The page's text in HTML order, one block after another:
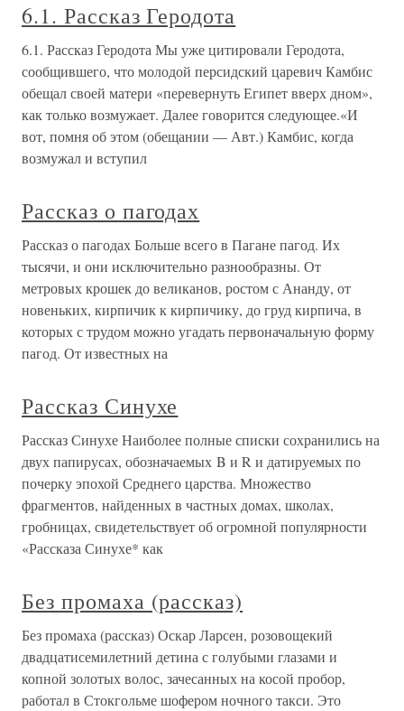
6.1. Рассказ Геродота
6.1. Рассказ Геродота Мы уже цитировали Геродота,
сообщившего, что молодой персидский царевич Камбис
обещал своей матери «перевернуть Египет вверх дном»,
как только возмужает. Далее говорится следующее.«И
вот, помня об этом (обещании — Авт.) Камбис, когда
возмужал и вступил
Рассказ о пагодах
Рассказ о пагодах Больше всего в Пагане пагод. Их
тысячи, и они исключительно разнообразны. От
метровых крошек до великанов, ростом с Ананду, от
новеньких, кирпичик к кирпичику, до груд кирпича, в
которых с трудом можно угадать первоначальную форму
пагод. От известных на
Рассказ Синухе
Рассказ Синухе Наиболее полные списки сохранились на
двух папирусах, обозначаемых B и R и датируемых по
почерку эпохой Среднего царства. Множество
фрагментов, найденных в частных домах, школах,
гробницах, свидетельствует об огромной популярности
«Рассказа Синухе* как
Без промаха (рассказ)
Без промаха (рассказ) Оскар Ларсен, розовощекий
двадцатисемилетний детина с голубыми глазами и
копной золотых волос, зачесанных на косой пробор,
работал в Стокгольме шофером ночного такси. Это